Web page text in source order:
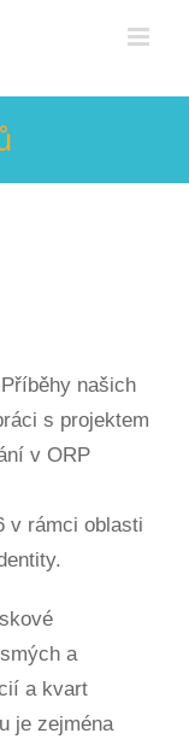
našich
s projektem
v ORP
v rámci oblasti
a
a kvart
je zejména